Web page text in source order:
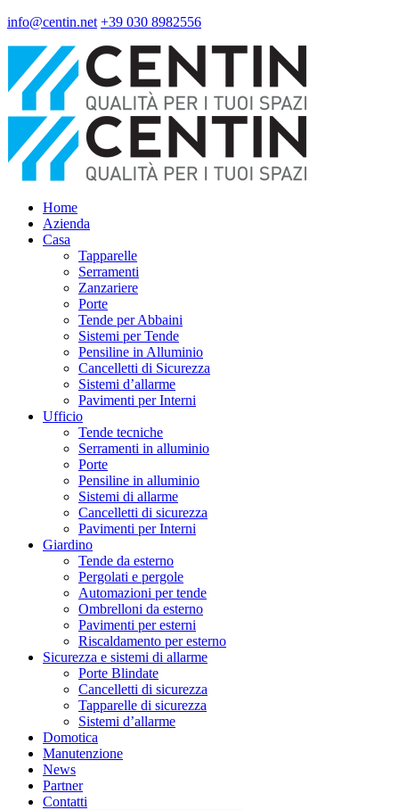
info@centin.net +39 030 8982556
Home
Azienda
Casa
Tapparelle
Serramenti
Zanzariere
Porte
Tende per Abbaini
Sistemi per Tende
Pensiline in Alluminio
Cancelletti di Sicurezza
Sistemi d’allarme
Pavimenti per Interni
Ufficio
Tende tecniche
Serramenti in alluminio
Porte
Pensiline in alluminio
Sistemi di allarme
Cancelletti di sicurezza
Pavimenti per Interni
Giardino
Tende da esterno
Pergolati e pergole
Automazioni per tende
Ombrelloni da esterno
Pavimenti per esterni
Riscaldamento per esterno
Sicurezza e sistemi di allarme
Porte Blindate
Cancelletti di sicurezza
Tapparelle di sicurezza
Sistemi d’allarme
Domotica
Manutenzione
News
Partner
Contatti